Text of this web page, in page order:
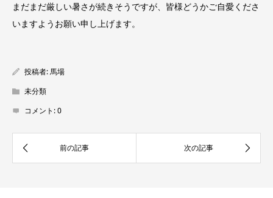
まだまだ厳しい暑さが続きそうですが、皆様どうかご自愛くださ
いますようお願い申し上げます。
投稿者:馬場
未分類
コメント:0